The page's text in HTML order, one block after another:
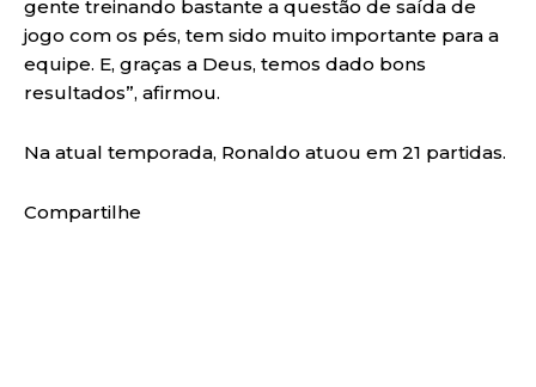
gente treinando bastante a questão de saída de
jogo com os pés, tem sido muito importante para a
equipe. E, graças a Deus, temos dado bons
resultados”, afirmou.
Na atual temporada, Ronaldo atuou em 21 partidas.
Compartilhe